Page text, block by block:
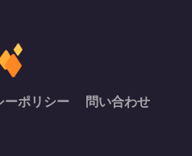
ーポリシー 問い合わせ